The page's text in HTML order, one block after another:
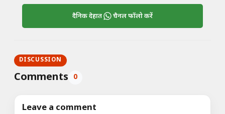
दैनिक देहात चैनल फॉलो करें
DISCUSSION
Comments 0
Leave a comment